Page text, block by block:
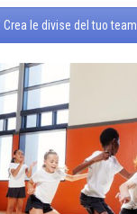
Crea le divise del tuo team